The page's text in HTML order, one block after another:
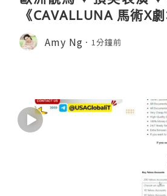
《CAVALLUNA 馬術X
Amy Ng 1分鐘前